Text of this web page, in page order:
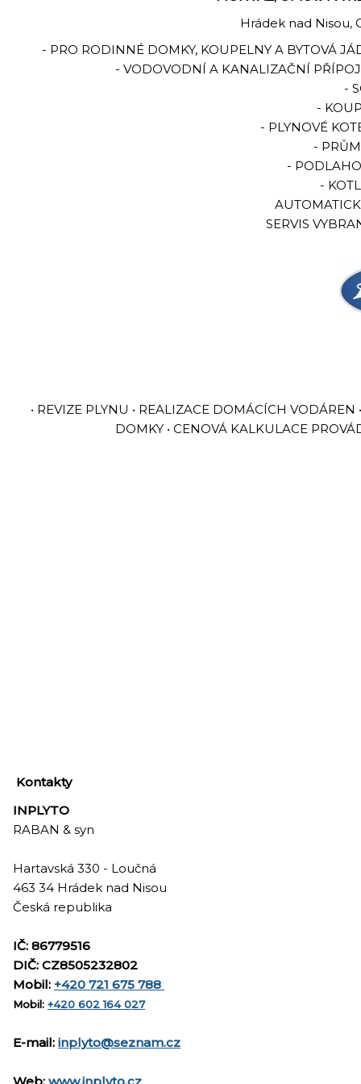
Hrádek nad Nisou,
- PRO RODINNÉ DOMKY, KOUPELNY A BYTOVÁ
- VODOVODNÍ A KANALIZAČNÍ
-
-
- PLYNOVÉ
-
-
-
SERVIS
• REVIZE PLYNU • REALIZACE DOMÁCÍCH
DOMKY • CENOVÁ KALKULACE
Kontakty
INPLYTO
RABAN & syn
Hartavská 330 - Loučná
463 34 Hrádek nad Nisou
Česká republika
IČ: 86779516
DIČ: CZ8505232802
Mobil: +420 721 675 788
Mobil: +420 602 164 027
E-mail: inplyto@seznam.cz